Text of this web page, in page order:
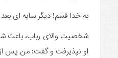
به خدا قسم! دیگر سایه ای
شخصیت والای رباب، باعث شد
او نپذیرفت و گفت: من پس